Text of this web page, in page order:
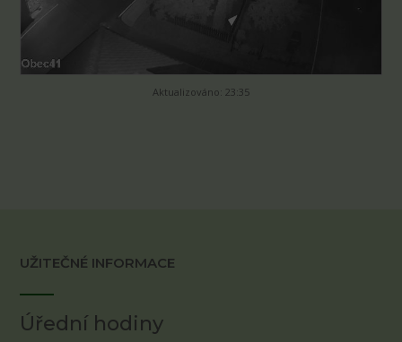
Aktualizováno: 23:35
UŽITEČNÉ INFORMACE
Úřední hodiny